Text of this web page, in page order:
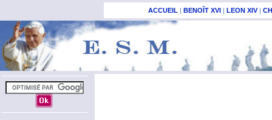
ACCUEIL | BENOÎT XVI | LEON XIV|